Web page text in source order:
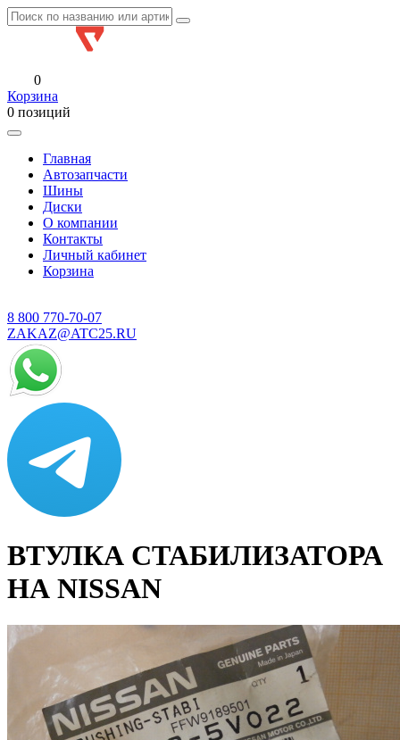
0
Корзина
0 позиций
Главная
Автозапчасти
Шины
Диски
О компании
Контакты
Личный кабинет
Корзина
8 800 770-70-07
ZAKAZ@ATC25.RU
ВТУЛКА СТАБИЛИЗАТОРА
НА NISSAN